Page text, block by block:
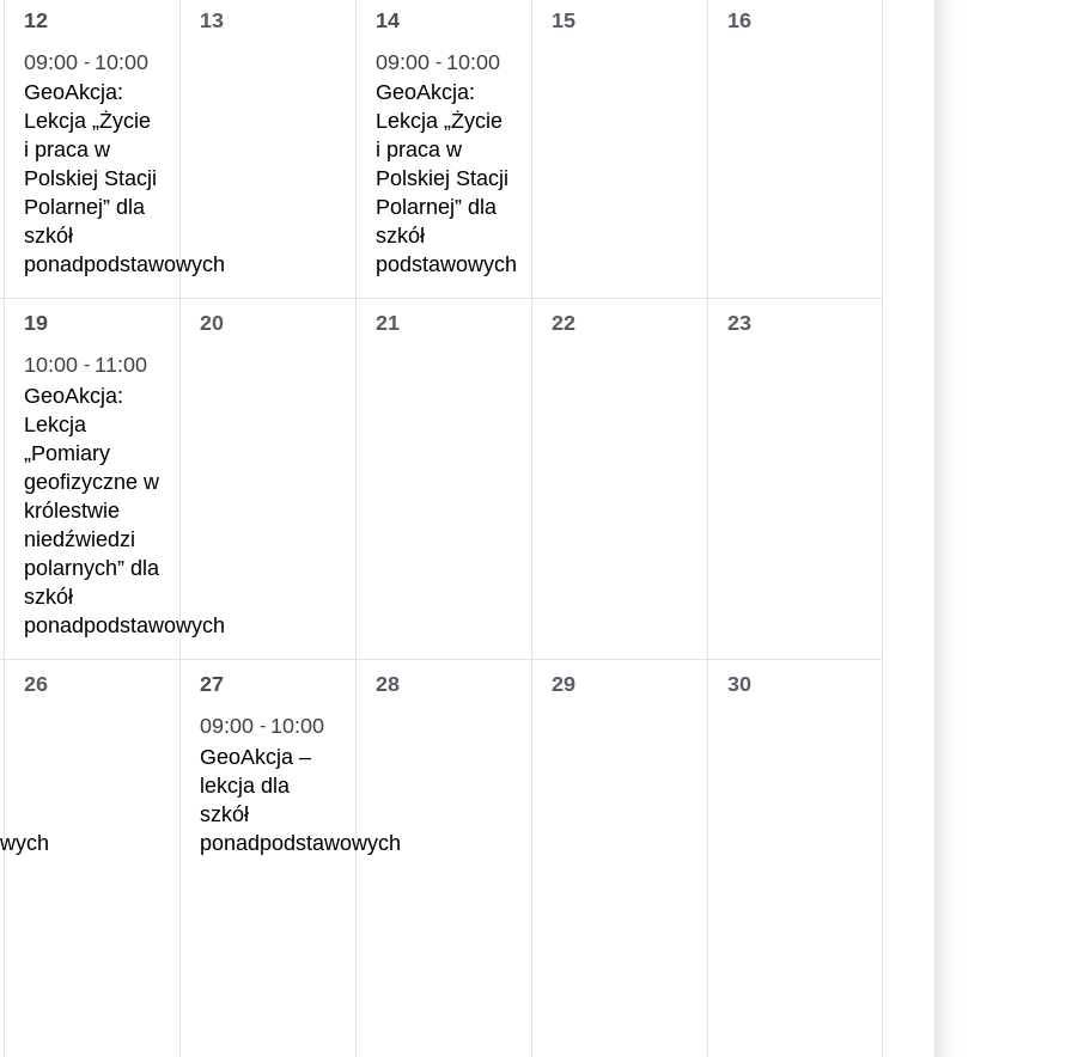
1
12
09:00- 10:00
GeoAkcja:
Lekcja „Życie
i praca w
Polskiej Stacji
Polarnej” dla
szkół
ponadpodstawowych
0
13
1
14
09:00 - 10:00
GeoAkcja:
Lekcja „Życie
i praca w
Polskiej Stacji
Polarnej” dla
szkół
podstawowych
0
15
0
16
1
19
10:00- 11:00
GeoAkcja:
Lekcja
„Pomiary
geofizyczne w
królestwie
niedźwiedzi
polarnych” dla
szkół
ponadpodstawowych
0
20
0
21
0
22
0
23
0
26
1
27
09:00- 10:00
GeoAkcja –
lekcja dla
szkół
ponadpodstawowych
0
28
0
29
0
30